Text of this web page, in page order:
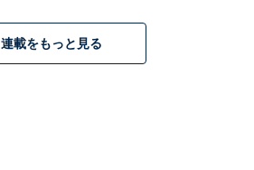
連載をもっと見る